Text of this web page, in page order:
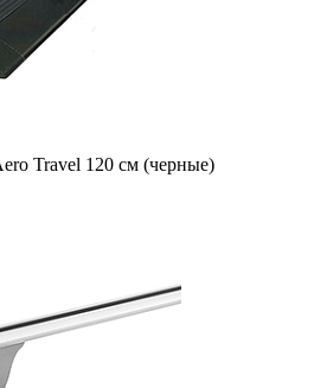
Travel 120 см (черные)